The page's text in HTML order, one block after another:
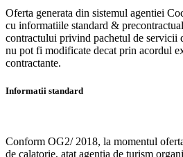
Oferta generata din sistemul agentiei
cu informatiile standard &
contractului privind pachetul de servicii
nu pot fi modificate decat prin acordul
contractante.
Informatii standard
Conform OG2/ 2018, la momentul
de calatorie, atat agentia de turism